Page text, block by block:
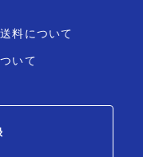
料について
いて